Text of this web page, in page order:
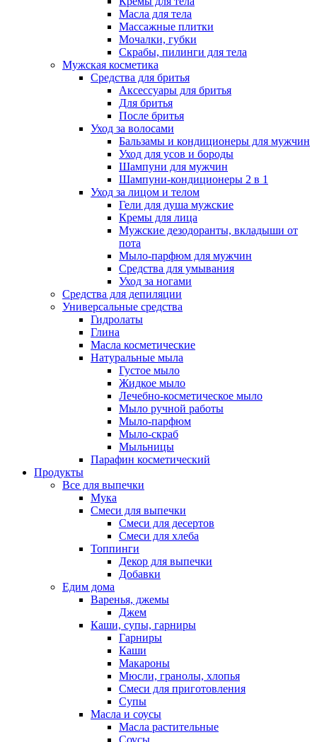
Масла для тела
Массажные плитки
Мочалки, губки
Скрабы, пилинги для тела
Мужская косметика
Средства для бритья
Аксессуары для бритья
Для бритья
После бритья
Уход за волосами
Бальзамы и кондиционеры для мужчин
Уход для усов и бороды
Шампуни для мужчин
Шампуни-кондиционеры 2 в 1
Уход за лицом и телом
Гели для душа мужские
Кремы для лица
Мужские дезодоранты, вкладыши от
пота
Мыло-парфюм для мужчин
Средства для умывания
Уход за ногами
Средства для депиляции
Универсальные средства
Гидролаты
Глина
Масла косметические
Натуральные мыла
Густое мыло
Жидкое мыло
Лечебно-косметическое мыло
Мыло ручной работы
Мыло-парфюм
Мыло-скраб
Мыльницы
Парафин косметический
Продукты
Все для выпечки
Мука
Смеси для выпечки
Смеси для десертов
Смеси для хлеба
Топпинги
Декор для выпечки
Добавки
Едим дома
Варенья, джемы
Джем
Каши, супы, гарниры
Гарниры
Каши
Макароны
Мюсли, гранолы, хлопья
Смеси для приготовления
Супы
Масла и соусы
Масла растительные
Соусы